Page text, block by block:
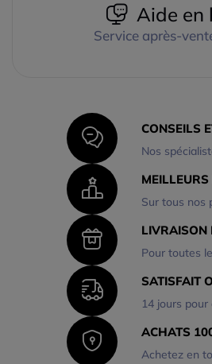
Aide en
Service après-
CONSEILS
Nos
MEILLEURS
Sur tous nos
LIVRAISON
Pour toutes
SATISFAIT
14 jours
ACHATS
Achetez en